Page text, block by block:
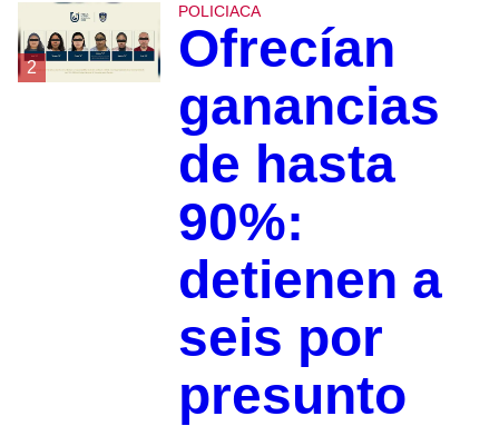
2
POLICIACA
Ofrecían
ganancias
de hasta
90%:
detienen a
seis por
presunto